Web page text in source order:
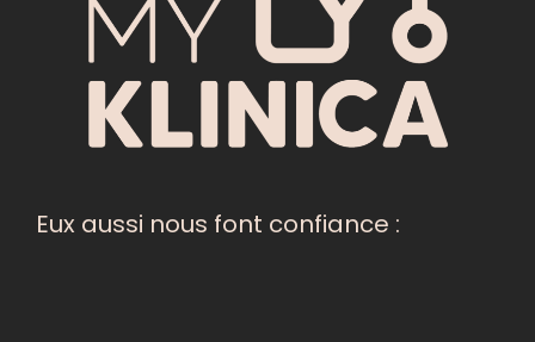
Eux aussi nous font confiance :